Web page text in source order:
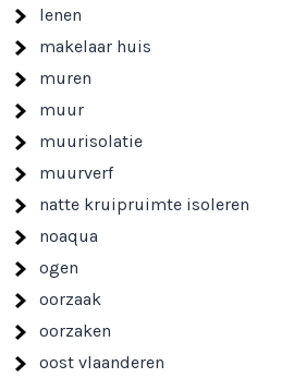
lenen
makelaar huis
muren
muur
muurisolatie
muurverf
natte kruipruimte isoleren
noaqua
ogen
oorzaak
oorzaken
oost vlaanderen